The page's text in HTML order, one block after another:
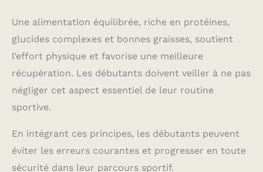
Une alimentation équilibrée, riche en protéines,
glucides complexes et bonnes graisses, soutient
l’effort physique et favorise une meilleure
récupération. Les débutants doivent veiller à ne pas
négliger cet aspect essentiel de leur routine
sportive.
En intégrant ces principes, les débutants peuvent
éviter les erreurs courantes et progresser en toute
sécurité dans leur parcours sportif.